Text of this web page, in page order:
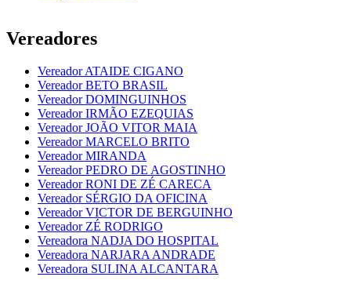
Vereadores
Vereador ATAIDE CIGANO
Vereador BETO BRASIL
Vereador DOMINGUINHOS
Vereador IRMÃO EZEQUIAS
Vereador JOÃO VITOR MAIA
Vereador MARCELO BRITO
Vereador MIRANDA
Vereador PEDRO DE AGOSTINHO
Vereador RONI DE ZÉ CARECA
Vereador SÉRGIO DA OFICINA
Vereador VICTOR DE BERGUINHO
Vereador ZÉ RODRIGO
Vereadora NADJA DO HOSPITAL
Vereadora NARJARA ANDRADE
Vereadora SULINA ALCANTARA